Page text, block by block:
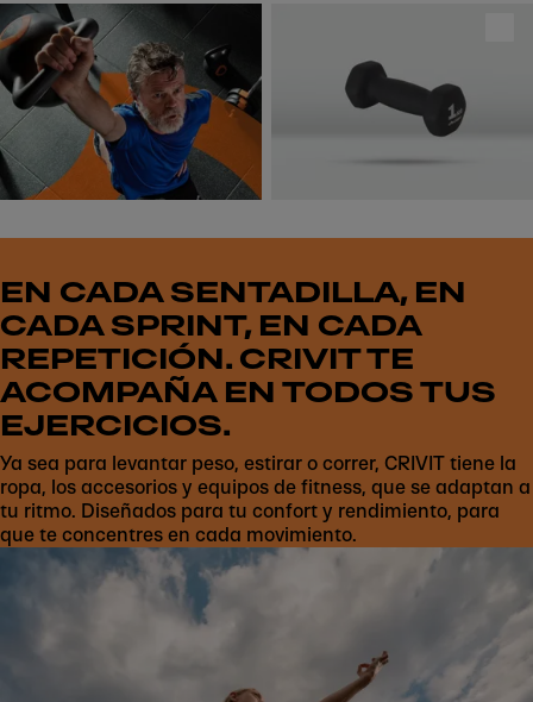
EN CADA SENTADILLA, EN
CADA SPRINT, EN CADA
REPETICIÓN. CRIVIT TE
ACOMPAÑA EN TODOS TUS
EJERCICIOS.
Ya sea para levantar peso, estirar o correr, CRIVIT tiene la
ropa, los accesorios y equipos de fitness, que se adaptan a
tu ritmo. Diseñados para tu confort y rendimiento, para
que te concentres en cada movimiento.